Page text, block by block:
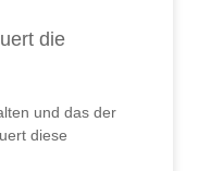
die
und das der
diese